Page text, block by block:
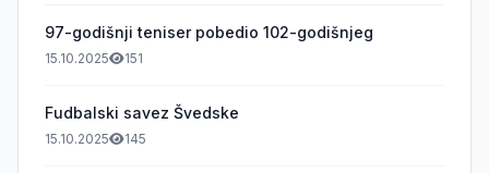
97-godišnji teniser pobedio 102-godišnjeg
15.10.2025 151
Fudbalski savez Švedske
15.10.2025 145